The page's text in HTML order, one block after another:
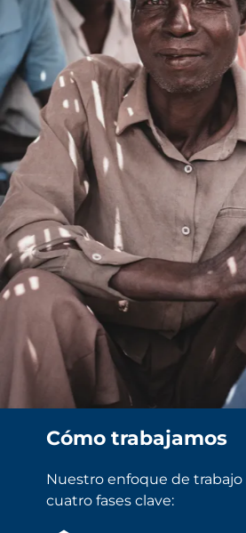
Cómo trabajamos
Nuestro enfoque de trabajo
cuatro fases clave: